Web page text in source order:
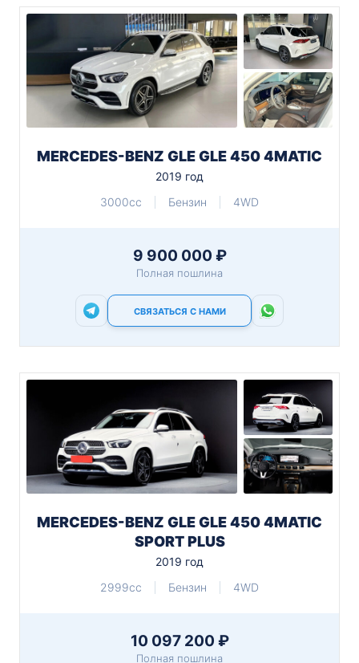
MERCEDES-BENZ GLE GLE 450 4MATIC
2019 год
3000cc
Бензин 4WD
9 900 000 ₽
Полная пошлина
СВЯЗАТЬСЯ С НАМИ
MERCEDES-BENZ GLE GLE 450 4MATIC
SPORT PLUS
2019 год
2999cc
Бензин 4WD
10 097 200 ₽
Полная пошлина